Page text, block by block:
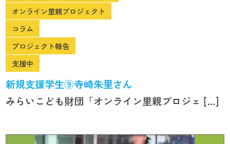
オンライン里親プロジェクト
コラム
プロジェクト報告
支援中
新規支援学生⑨寺崎朱里さん
みらいこども財団「オンライン里親プロジェ […]